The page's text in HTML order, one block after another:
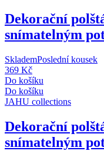
Dekorační
snímatelným
SklademPoslední kousek
369 Kč
Do košíku
Do košíku
JAHU collections
Dekorační
snímatelným